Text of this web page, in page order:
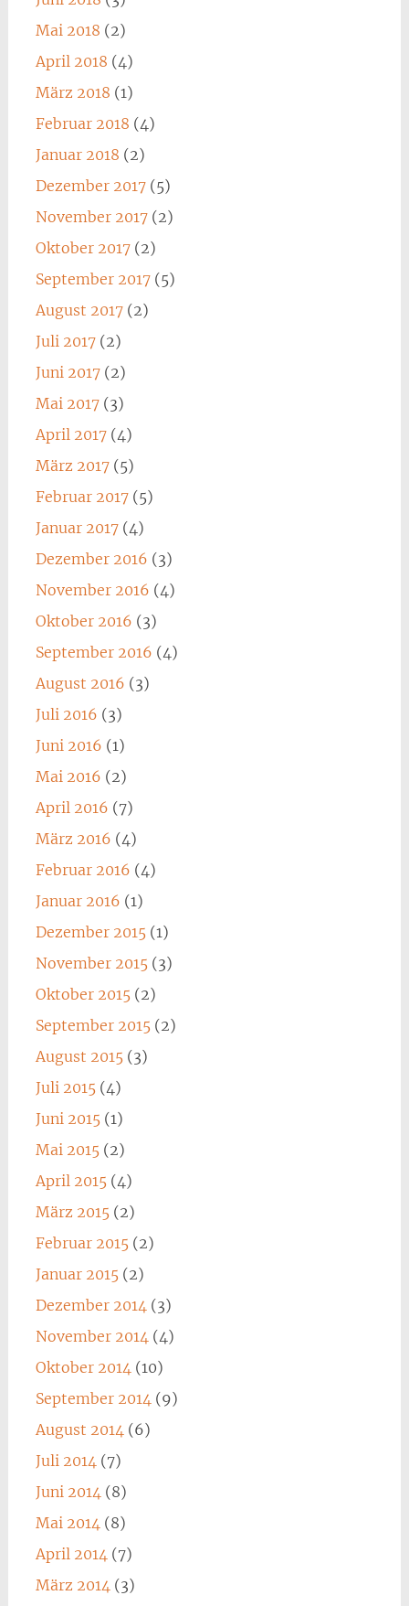
Mai 2018 (2)
April 2018 (4)
März 2018 (1)
Februar 2018 (4)
Januar 2018 (2)
Dezember 2017(5)
November 2017(2)
Oktober 2017(2)
September 2017(5)
August 2017(2)
Juli 2017(2)
Juni 2017(2)
Mai 2017(3)
April 2017(4)
März 2017(5)
Februar 2017(5)
Januar 2017(4)
Dezember 2016 (3)
November 2016 (4)
Oktober 2016 (3)
September 2016 (4)
August 2016 (3)
Juli 2016 (3)
Juni 2016 (1)
Mai 2016 (2)
April 2016 (7)
März 2016 (4)
Februar 2016 (4)
Januar 2016 (1)
Dezember 2015(1)
November 2015(3)
Oktober 2015(2)
September 2015(2)
August 2015(3)
Juli 2015(4)
Juni 2015(1)
Mai 2015(2)
April 2015(4)
März 2015(2)
Februar 2015(2)
Januar 2015(2)
Dezember 2014(3)
November 2014(4)
Oktober 2014(10)
September 2014(9)
August 2014(6)
Juli 2014(7)
Juni 2014(8)
Mai 2014(8)
April 2014(7)
März 2014(3)